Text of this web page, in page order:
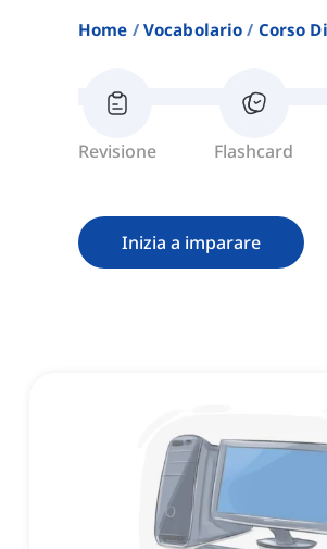
Home Vocabolario Corso
Revisione Flashcard
Inizia a imparare